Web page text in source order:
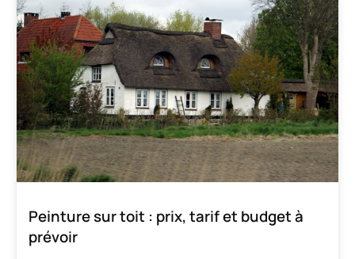
Peinture sur toit : prix, tarif et budget à
prévoir